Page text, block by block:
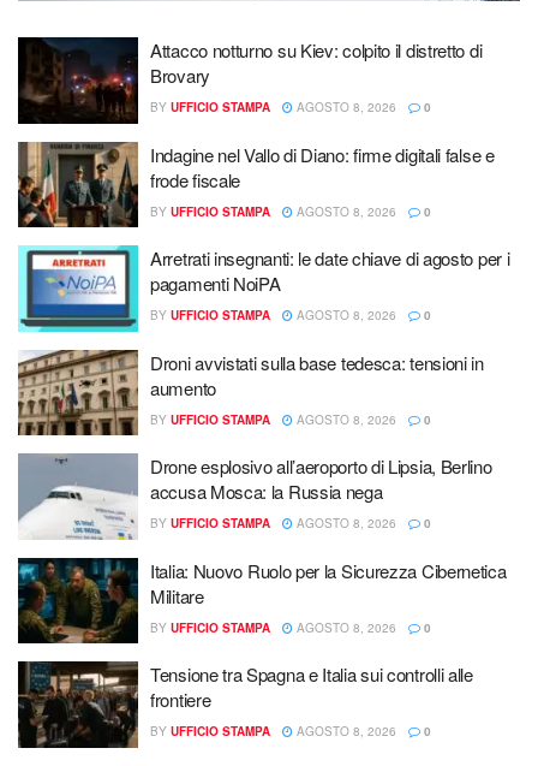
Attacco notturno su Kiev: colpito il distretto di
Brovary
BY UFFICIO STAMPA AGOSTO 8, 2026 0
Indagine nel Vallo di Diano: firme digitali false e
frode fiscale
BY UFFICIO STAMPA AGOSTO 8, 2026 0
Arretrati insegnanti: le date chiave di agosto per i
pagamenti NoiPA
BY UFFICIO STAMPA AGOSTO 8, 2026 0
Droni avvistati sulla base tedesca: tensioni in
aumento
BY UFFICIO STAMPA AGOSTO 8, 2026 0
Drone esplosivo all’aeroporto di Lipsia, Berlino
accusa Mosca: la Russia nega
BY UFFICIO STAMPA AGOSTO 8, 2026 0
Italia: Nuovo Ruolo per la Sicurezza Cibernetica
Militare
BY UFFICIO STAMPA AGOSTO 8, 2026 0
Tensione tra Spagna e Italia sui controlli alle
frontiere
BY UFFICIO STAMPA AGOSTO 8, 2026 0